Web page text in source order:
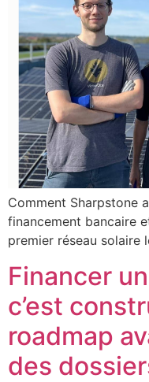
Comment Sharpstone
financement bancaire
premier réseau solaire
Financer
c’est
roadmap
des